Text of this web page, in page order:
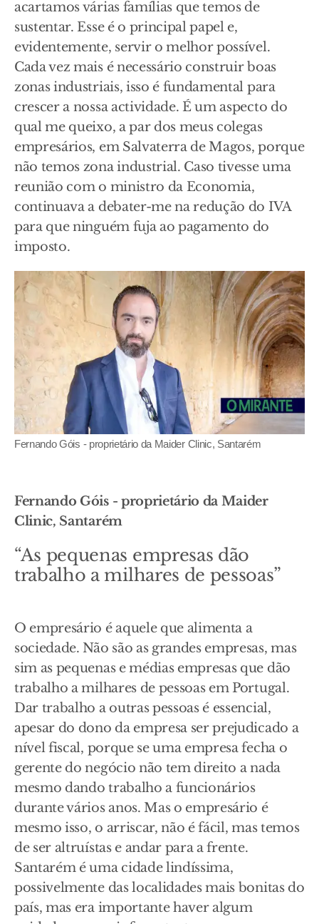
acartamos várias famílias que temos de
sustentar. Esse é o principal papel e,
evidentemente, servir o melhor possível.
Cada vez mais é necessário construir boas
zonas industriais, isso é fundamental para
crescer a nossa actividade. É um aspecto do
qual me queixo, a par dos meus colegas
empresários, em Salvaterra de Magos, porque
não temos zona industrial. Caso tivesse uma
reunião com o ministro da Economia,
continuava a debater-me na redução do IVA
para que ninguém fuja ao pagamento do
imposto.
Fernando Góis - proprietário da Maider Clinic, Santarém
Fernando Góis - proprietário da Maider
Clinic, Santarém
“As pequenas empresas dão
trabalho a milhares de pessoas”
O empresário é aquele que alimenta a
sociedade. Não são as grandes empresas, mas
sim as pequenas e médias empresas que dão
trabalho a milhares de pessoas em Portugal.
Dar trabalho a outras pessoas é essencial,
apesar do dono da empresa ser prejudicado a
nível fiscal, porque se uma empresa fecha o
gerente do negócio não tem direito a nada
mesmo dando trabalho a funcionários
durante vários anos. Mas o empresário é
mesmo isso, o arriscar, não é fácil, mas temos
de ser altruístas e andar para a frente.
Santarém é uma cidade lindíssima,
possivelmente das localidades mais bonitas do
país, mas era importante haver algum